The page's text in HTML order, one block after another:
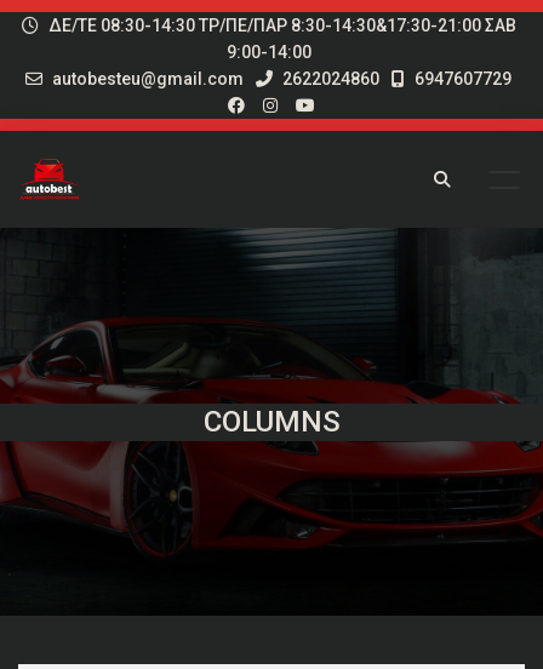
ΔΕ/ΤΕ 08:30-14:30 ΤΡ/ΠΕ/ΠΑΡ 8:30-14:30&17:30-21:00 ΣΑΒ
9:00-14:00
autobesteu@gmail.com
2622024860 6947607729
COLUMNS